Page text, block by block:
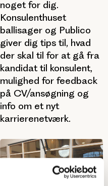
noget for dig.
Konsulenthuset
ballisager og Publico
giver dig tips til, hvad
der skal til for at gå fra
kandidat til konsulent,
mulighed for feedback
på CV/ansøgning og
info om et nyt
karrierenetværk.